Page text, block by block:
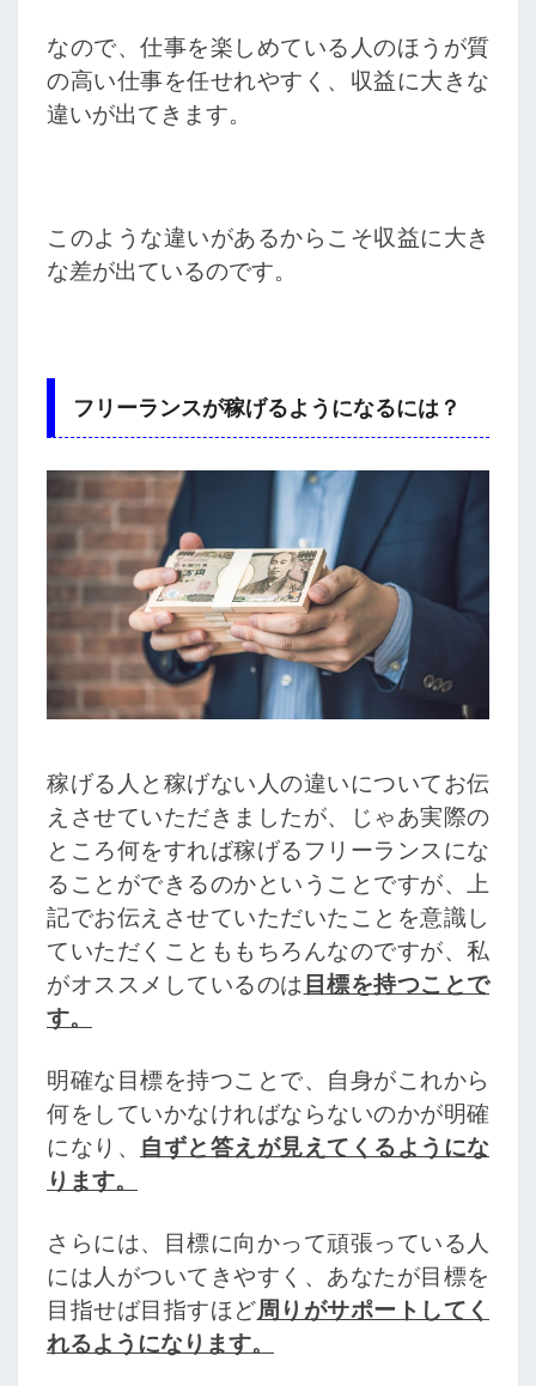
なので、仕事を楽しめている人のほうが質
の高い仕事を任せれやすく、収益に大きな
違いが出てきます。
このような違いがあるからこそ収益に大き
な差が出ているのです。
フリーランスが稼げるようになるには？
稼げる人と稼げない人の違いについてお伝
えさせていただきましたが、じゃあ実際の
ところ何をすれば稼げるフリーランスにな
ることができるのかということですが、上
記でお伝えさせていただいたことを意識し
ていただくことももちろんなのですが、私
がオススメしているのは 目標を持つことで
す。
明確な目標を持つことで、自身がこれから
何をしていかなければならないのかが明確
になり、 自ずと答えが見えてくるようにな
ります。
さらには、目標に向かって頑張っている人
には人がついてきやすく、あなたが目標を
目指せば目指すほど周りがサポートしてく
れるようになります。